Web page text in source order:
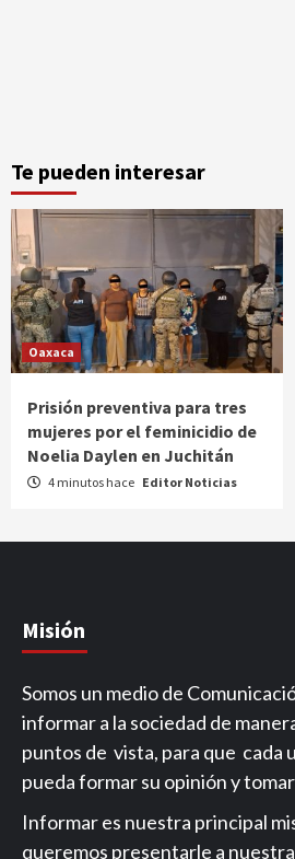
Te pueden interesar
Oaxaca
Prisión preventiva para tres
mujeres por el feminicidio de
Noelia Daylen en Juchitán
4 minutos hace Editor Noticias
Misión
Somos un medio de
informar a la sociedad de
puntos de vista, para que cada
pueda formar su opinión y
Informar es nuestra principal
queremos presentarle a